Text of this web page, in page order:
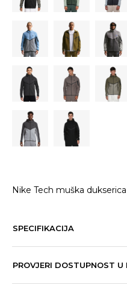
Nike Tech muška
SPECIFIKACIJA
PROVJERI DOSTUPNOST